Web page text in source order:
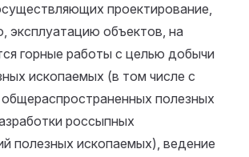
проектирование,
эксплуатацию объектов, на
горные работы с целью добычи
ископаемых (в том числе с
полезных
россыпных
полезных ископаемых), ведение